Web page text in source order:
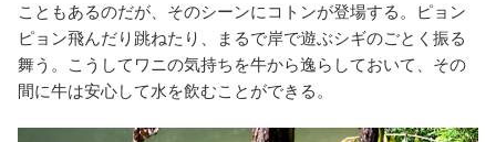
こともあるのだが、そのシーンにコトンが登場する。ピョン
ピョン飛んだり跳ねたり、まるで岸で遊ぶシギのごとく振る
舞う。こうしてワニの気持ちを牛から逸らしておいて、その
間に牛は安心して水を飲むことができる。